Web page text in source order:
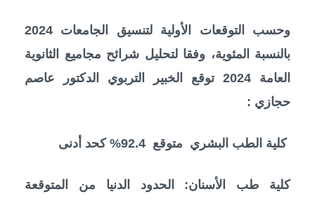
وحسب التوقعات الأولية لتنسيق الجامعات 2024
بالنسبة المئوية، وفقا لتحليل شرائح مجاميع الثانوية
العامة 2024 توقع الخبير التربوي الدكتور عاصم
حجازي :
كلية الطب البشري متوقع 92.4% كحد أدنى
كلية طب الأسنان: الحدود الدنيا من المتوقعة